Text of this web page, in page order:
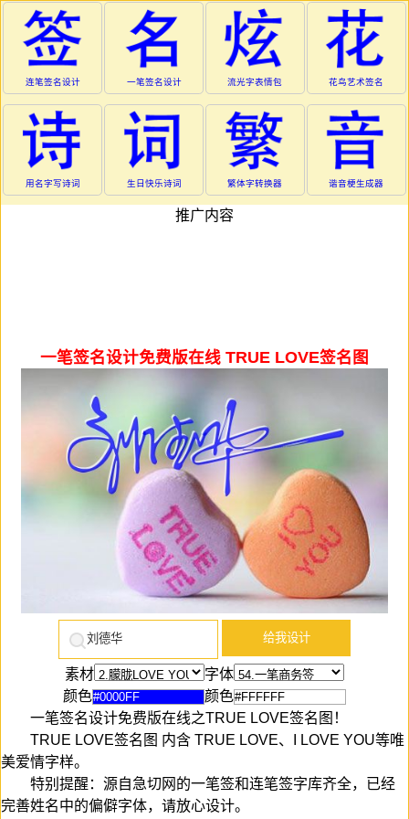
连笔签名设计 一笔签名设计 流光字表情包 花鸟艺术签名
用名字写诗词 生日快乐诗词 繁体字转换器 谐音梗生成器
推广内容
一笔签名设计免费版在线 TRUE LOVE签名图
素材
字体
颜色
颜色
一笔签名设计免费版在线之TRUE LOVE签名图！
TRUE LOVE签名图 内含 TRUE LOVE、I LOVE YOU等唯
美爱情字样。
特别提醒：源自急切网的一笔签和连笔签字库齐全，已经
完善姓名中的偏僻字体，请放心设计。